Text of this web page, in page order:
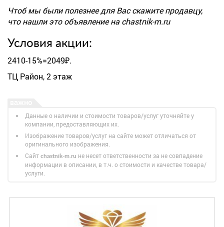
Чтоб мы были полезнее для Вас скажите продавцу,
что нашли это объявление на chastnik-m.ru
Условия акции:
2410-15%=2049₽.
ТЦ Район, 2 этаж
Данные о наличии и стоимости товаров/услуг уточняйте у
компании, предоставляющих их.
Изображение товаров/услуг на сайте может отличаться от
оригинального изображения.
Сайт chastnik-m.ru не несет ответственности за не совпадение
информации в описании, в т.ч. о стоимости и качестве товара/
услуги.